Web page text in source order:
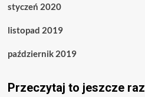
styczeń 2020
listopad 2019
październik 2019
Przeczytaj to jeszcze raz